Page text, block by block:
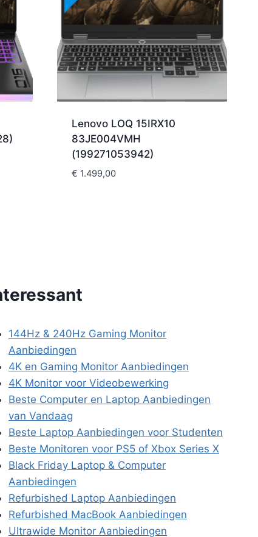
Lenovo LOQ 15IRX10
83JE004VMH
(199271053942)
€ 1.499,00
144Hz & 240Hz Gaming Monitor
Aanbiedingen
4K en Gaming Monitor Aanbiedingen
4K Monitor voor Videobewerking
Beste Computer en Laptop Aanbiedingen
van Vandaag
Beste Laptop Aanbiedingen voor Studenten
Beste Monitoren voor PS5 of Xbox Series X
Black Friday Laptop & Computer
Aanbiedingen
Refurbished Laptop Aanbiedingen
Refurbished MacBook Aanbiedingen
Ultrawide Monitor Aanbiedingen